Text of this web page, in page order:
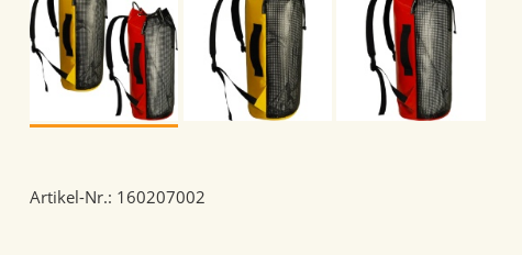
Artikel-Nr.: 160207002